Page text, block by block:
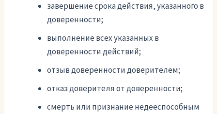
завершение срока действия, указанного в
доверенности;
выполнение всех указанных в
доверенности действий;
отзыв доверенности доверителем;
отказ доверителя от доверенности;
смерть или признание недееспособным